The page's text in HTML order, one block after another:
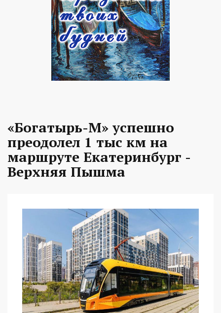
«Богатырь-М» успешно
преодолел 1 тыс км на
маршруте Екатеринбург -
Верхняя Пышма